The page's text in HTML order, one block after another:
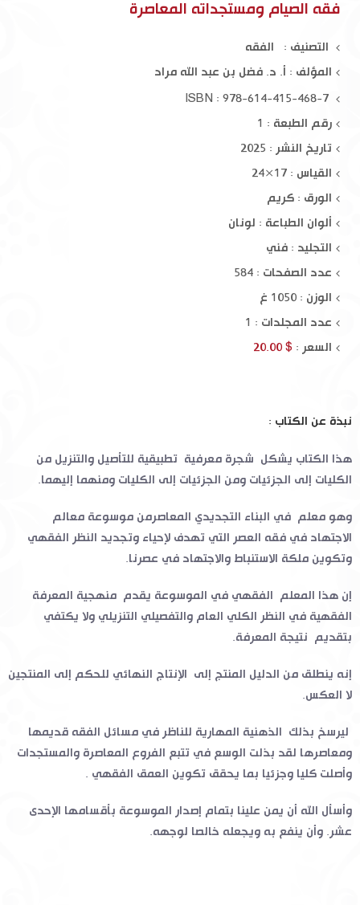
فقه الصيام ومستجداته المعاصرة
التصنيف : الفقه
المؤلف : أ. د. فضل بن عبد الله مراد
رقم الطبعة : 1
تاريخ النشر : 2025
القياس : 17×24
الورق : كريم
ألوان الطباعة : لونان
التجليد : فني
عدد الصفحات : 584
الوزن : 1050 غ
عدد المجلدات : 1
السعر : $ 20.00
نبذة عن الكتاب :
هذا الكتاب يشكل شجرة معرفية تطبيقية للتأصيل والتنزيل من
الكليات إلى الجزئيات ومن الجزئيات إلى الكليات ومنهما إليهما.
وهو معلم في البناء التجديدي المعاصرمن موسوعة معالم
الاجتهاد في فقه العصر التي تهدف لإحياء وتجديد النظر الفقهي
وتكوين ملكة الاستنباط والاجتهاد في عصرنا.
إن هذا المعلم الفقهي في الموسوعة يقدم منهجية المعرفة
الفقهية في النظر الكلي العام والتفصيلي التنزيلي ولا يكتفي
بتقديم نتيجة المعرفة.
إنه ينطلق من الدليل المنتج إلى الإنتاج النهائي للحكم إلى المنتجين
لا العكس.
ليرسخ بذلك الذهنية المهارية للناظر في مسائل الفقه قديمها
ومعاصرها لقد بذلت الوسع في تتبع الفروع المعاصرة والمستجدات
وأصلت كليا وجزئيا بما يحقق تكوين العمق الفقهي .
وأسأل الله أن يمن علينا بتمام إصدار الموسوعة بأقسامها الإحدى
عشر. وأن ينفع به ويجعله خالصا لوجهه.